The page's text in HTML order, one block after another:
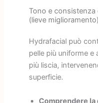
Tono e consistenza
(lieve miglioramento)
Hydrafacial può
pelle più uniforme e
più liscia,
superficie.
Comprendere la